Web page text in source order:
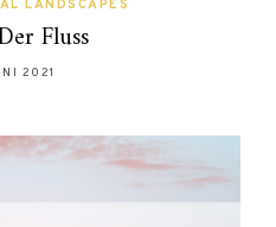
LANDSCAPES
Fluss
2021